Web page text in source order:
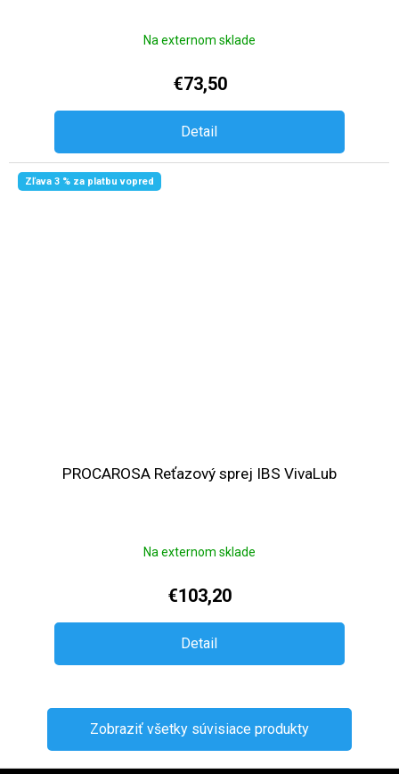
Na externom sklade
€73,50
Detail
Zľava 3 % za platbu vopred
PROCAROSA Reťazový sprej IBS VivaLub
Na externom sklade
€103,20
Detail
Zobraziť všetky súvisiace produkty